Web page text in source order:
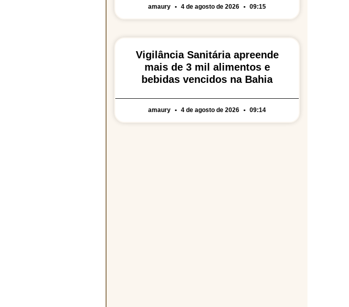
amaury 4 de agosto de 2026 09:15
Vigilância Sanitária apreende
mais de 3 mil alimentos e
bebidas vencidos na Bahia
amaury 4 de agosto de 2026 09:14